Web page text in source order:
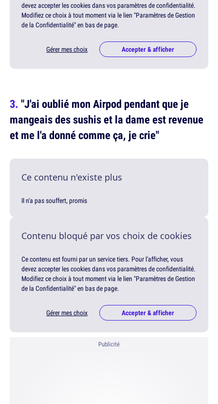
devez accepter les cookies dans vos paramètres de confidentialité.
Modifiez ce choix à tout moment via le lien "Paramètres de Gestion
de la Confidentialité" en bas de page.
Gérer mes choix Accepter & afficher
"J'ai oublié mon Airpod pendant que je
mangeais des sushis et la dame est revenue
et me l'a donné comme ça, je crie"
Ce contenu n'existe plus
Il n'a pas souffert, promis
Contenu bloqué par vos choix de cookies
Ce contenu est fourni par un service tiers. Pour l'afficher, vous
devez accepter les cookies dans vos paramètres de confidentialité.
Modifiez ce choix à tout moment via le lien "Paramètres de Gestion
de la Confidentialité" en bas de page.
Gérer mes choix Accepter & afficher
Publicité